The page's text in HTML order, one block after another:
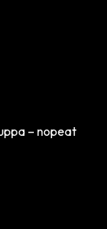
– nopeat